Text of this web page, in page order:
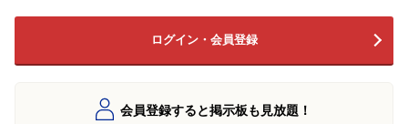
ログイン・会員登録
会員登録すると掲示板も見放題！